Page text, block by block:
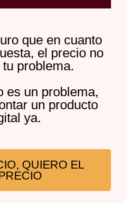
que en cuanto
el precio no
problema.
es un problema,
un producto
ya.
QUIERO EL